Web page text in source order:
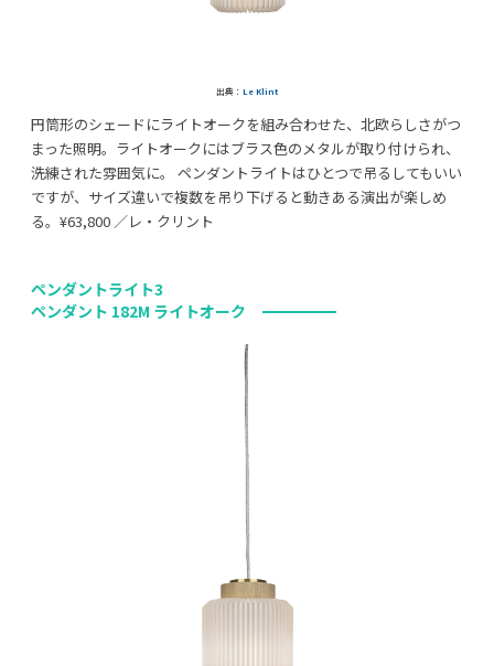
出典： Le Klint
円筒形のシェードにライトオークを組み合わせた、北欧らしさがつ
まった照明。ライトオークにはブラス色のメタルが取り付けられ、
洗練された雰囲気に。 ペンダントライトはひとつで吊るしてもいい
ですが、サイズ違いで複数を吊り下げると動きある演出が楽しめ
る。¥63,800 ／レ・クリント
ペンダントライト3
ペンダント 182M ライトオーク